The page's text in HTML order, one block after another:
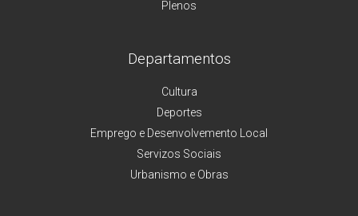
Plenos
Departamentos
Cultura
Deportes
Emprego e Desenvolvemento Local
Servizos Sociais
Urbanismo e Obras